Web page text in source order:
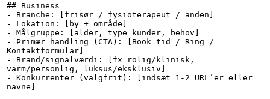
## Business
- Branche: [frisør / fysioterapeut / anden]
- Lokation: [by + område]
- Målgruppe: [alder, type kunder, behov]
- Primær handling (CTA): [Book tid / Ring /
Kontaktformular]
- Brand/signalværdi: [fx rolig/klinisk,
varm/personlig, luksus/eksklusiv]
- Konkurrenter (valgfrit): [indsæt 1-2 URL’er eller
navne]